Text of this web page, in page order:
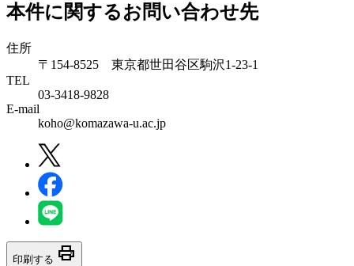
本件に関するお問い合わせ先
住所
〒154-8525 東京都世田谷区駒沢1-23-1
TEL
03-3418-9828
E-mail
koho@komazawa-u.ac.jp
印刷する print